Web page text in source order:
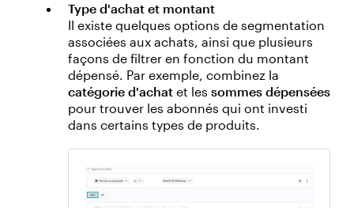
Type d'achat et montant
Il existe quelques options de segmentation
associées aux achats, ainsi que plusieurs
façons de filtrer en fonction du montant
dépensé. Par exemple, combinez la
catégorie d'achat et les sommes dépensées
pour trouver les abonnés qui ont investi
dans certains types de produits.